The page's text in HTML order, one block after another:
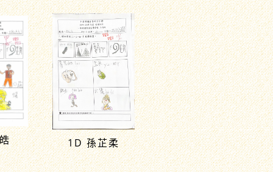
1D 孫芷柔